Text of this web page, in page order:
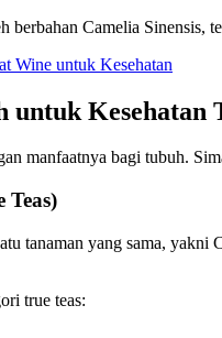
berbahan Camelia Sinensis,
Wine untuk Kesehatan
untuk Kesehatan
manfaatnya bagi tubuh.
Teas)
tanaman yang sama,
true teas: